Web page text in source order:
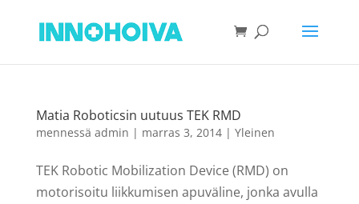
Matia Roboticsin uutuus TEK RMD
mennessä admin | marras 3, 2014| Yleinen
TEK Robotic Mobilization Device (RMD) on
motorisoitu liikkumisen apuväline, jonka avulla